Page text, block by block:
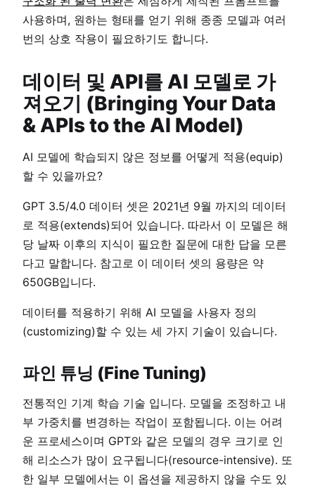
사용하며, 원하는 형태를 얻기 위해 종종 모델과 여러
번의 상호 작용이 필요하기도 합니다.
데이터 및 API를 AI 모델로 가
져오기 (Bringing Your Data
& APIs to the AI Model)
AI 모델에 학습되지 않은 정보를 어떻게 적용(equip)
할 수 있을까요?
GPT 3.5/4.0 데이터 셋은 2021년 9월 까지의 데이터
로 적용(extends)되어 있습니다. 따라서 이 모델은 해
당 날짜 이후의 지식이 필요한 질문에 대한 답을 모른
다고 말합니다. 참고로 이 데이터 셋의 용량은 약
650GB입니다.
데이터를 적용하기 위해 AI 모델을 사용자 정의
(customizing)할 수 있는 세 가지 기술이 있습니다.
파인 튜닝 (Fine Tuning)
전통적인 기계 학습 기술 입니다. 모델을 조정하고 내
부 가중치를 변경하는 작업이 포함됩니다. 이는 어려
운 프로세스이며 GPT와 같은 모델의 경우 크기로 인
해 리소스가 많이 요구됩니다(resource-intensive). 또
한 일부 모델에서는 이 옵션을 제공하지 않을 수도 있